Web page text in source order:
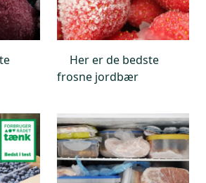
Her er de bedste
frosne jordbær